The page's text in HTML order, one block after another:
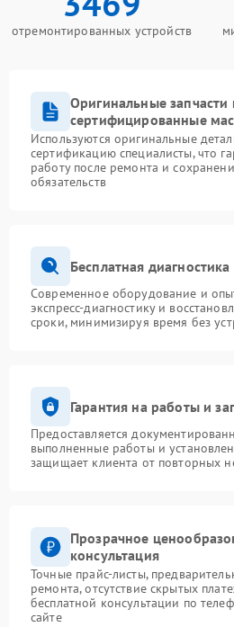
отремонтированных устройств
Оригинальные запчасти
сертифицированные
Используются оригинальные
сертификацию специалисты, что
работу после ремонта и
обязательств
Бесплатная
Современное оборудование и
экспресс-диагностику и
сроки, минимизируя время без
Гарантия на работы и
Предоставляется
выполненные работы и
защищает клиента от повторных
Прозрачное
консультация
Точные прайс-листы,
ремонта, отсутствие скрытых
бесплатной консультации по
сайте